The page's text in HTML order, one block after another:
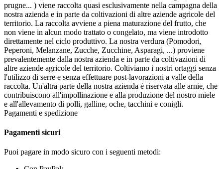
prugne... ) viene raccolta quasi esclusivamente nella campagna della
nostra azienda e in parte da coltivazioni di altre aziende agricole del
territorio. La raccolta avviene a piena maturazione del frutto, che
non viene in alcun modo trattato o congelato, ma viene introdotto
direttamente nel ciclo produttivo. La nostra verdura (Pomodori,
Peperoni, Melanzane, Zucche, Zucchine, Asparagi, ...) proviene
prevalentemente dalla nostra azienda e in parte da coltivazioni di
altre aziende agricole del territorio. Coltiviamo i nostri ortaggi senza
l'utilizzo di serre e senza effettuare post-lavorazioni a valle della
raccolta. Un'altra parte della nostra azienda è riservata alle arnie, che
contribuiscono all'impollinazione e alla produzione del nostro miele
e all'allevamento di polli, galline, oche, tacchini e conigli.
Pagamenti e spedizione
Pagamenti sicuri
Puoi pagare in modo sicuro con i seguenti metodi: